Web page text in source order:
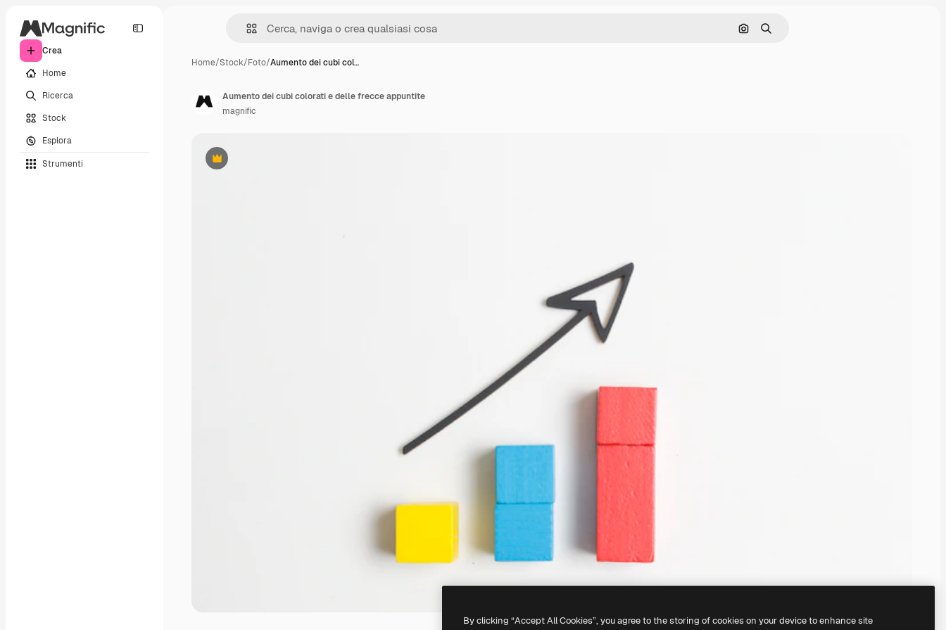
Crea
Home
Ricerca
Stock
Esplora
Strumenti
Cerca per immagine
Ricerca
Home/Stock/Foto/Aumento dei cubi col…
Premium
Aumento dei cubi colorati e delle frecce appuntite
magnific
By clicking “Accept All Cookies”, you agree to the storing of cookies on your device to enhance site